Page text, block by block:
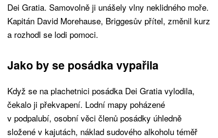
Dei Gratia. Samovolně ji unášely vlny neklidného moře.
Kapitán David Morehause, Briggesův přítel, změnil kurz
a rozhodl se lodi pomoci.
Jako by se posádka vypařila
Když se na plachetnici posádka Dei Gratia vylodila,
čekalo ji překvapení. Lodní mapy poházené
v podpalubí, osobní věci členů posádky úhledně
složené v kajutách, náklad sudového alkoholu téměř